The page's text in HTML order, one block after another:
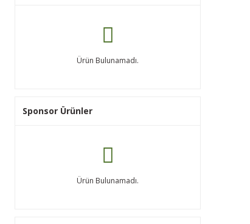
Ürün Bulunamadı.
Sponsor Ürünler
Ürün Bulunamadı.